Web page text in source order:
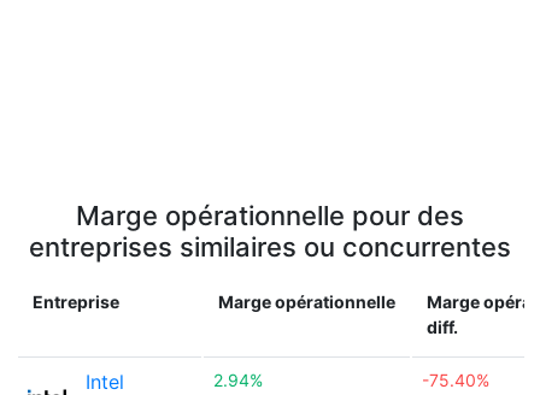
Marge opérationnelle pour des
entreprises similaires ou concurrentes
Entreprise Marge opérationnelle
Marge
diff.
Intel 2.94% -75.40%